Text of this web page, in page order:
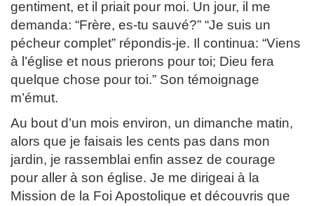
gentiment, et il priait pour moi. Un jour, il me
demanda: “Frère, es-tu sauvé?” “Je suis un
pécheur complet” répondis-je. Il continua: “Viens
à l’église et nous prierons pour toi; Dieu fera
quelque chose pour toi.” Son témoignage
m’émut.
Au bout d’un mois environ, un dimanche matin,
alors que je faisais les cents pas dans mon
jardin, je rassemblai enfin assez de courage
pour aller à son église. Je me dirigeai à la
Mission de la Foi Apostolique et découvris que